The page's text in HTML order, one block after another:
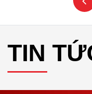
TIN